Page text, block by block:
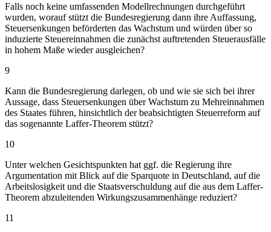
Falls noch keine umfassenden Modellrechnungen durchgeführt
wurden, worauf stützt die Bundesregierung dann ihre Auffassung,
Steuersenkungen beförderten das Wachstum und würden über so
induzierte Steuereinnahmen die zunächst auftretenden Steuerausfälle
in hohem Maße wieder ausgleichen?
9
Kann die Bundesregierung darlegen, ob und wie sie sich bei ihrer
Aussage, dass Steuersenkungen über Wachstum zu Mehreinnahmen
des Staates führen, hinsichtlich der beabsichtigten Steuerreform auf
das sogenannte Laffer-Theorem stützt?
10
Unter welchen Gesichtspunkten hat ggf. die Regierung ihre
Argumentation mit Blick auf die Sparquote in Deutschland, auf die
Arbeitslosigkeit und die Staatsverschuldung auf die aus dem Laffer-
Theorem abzuleitenden Wirkungszusammenhänge reduziert?
11